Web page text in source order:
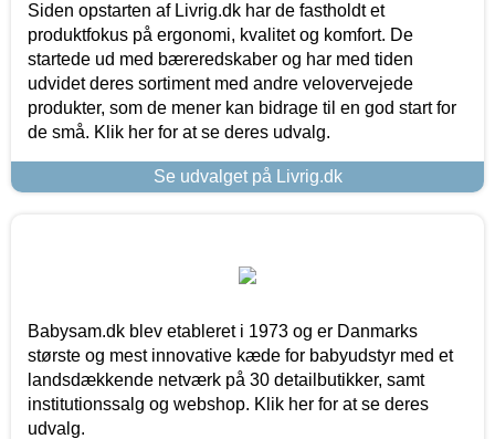
Siden opstarten af Livrig.dk har de fastholdt et
produktfokus på ergonomi, kvalitet og komfort. De
startede ud med bæreredskaber og har med tiden
udvidet deres sortiment med andre velovervejede
produkter, som de mener kan bidrage til en god start for
de små. Klik her for at se deres udvalg.
Se udvalget på Livrig.dk
Babysam.dk blev etableret i 1973 og er Danmarks
største og mest innovative kæde for babyudstyr med et
landsdækkende netværk på 30 detailbutikker, samt
institutionssalg og webshop. Klik her for at se deres
udvalg.